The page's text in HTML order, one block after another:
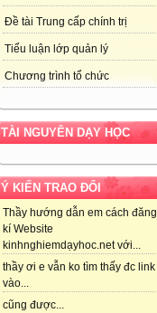
Đề tài Trung cấp chính trị
Tiểu luận lớp quản lý
Chương trình tổ chức
TÀI NGUYÊN DẠY HỌC
Ý KIẾN TRAO ĐỔI
Thầy hướng dẫn em cách đăng
kí Website
kinhnghiemdạyhoc.net với...
thầy ơi e vẫn ko tìm thấy đc link
vào...
cũng được...